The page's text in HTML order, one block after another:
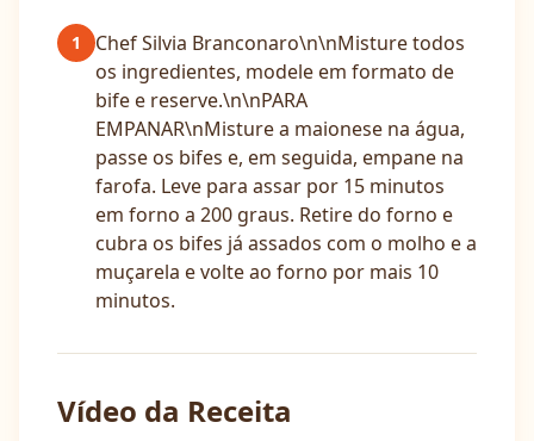
1
Chef Silvia Branconaro\n\nMisture todos
os ingredientes, modele em formato de
bife e reserve.\n\nPARA
EMPANAR\nMisture a maionese na água,
passe os bifes e, em seguida, empane na
farofa. Leve para assar por 15 minutos
em forno a 200 graus. Retire do forno e
cubra os bifes já assados com o molho e a
muçarela e volte ao forno por mais 10
minutos.
Vídeo da Receita